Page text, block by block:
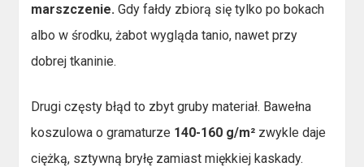
marszczenie. Gdy fałdy zbiorą się tylko po bokach
albo w środku, żabot wygląda tanio, nawet przy
dobrej tkaninie.
Drugi częsty błąd to zbyt gruby materiał. Bawełna
koszulowa o gramaturze 140-160 g/m² zwykle daje
ciężką, sztywną bryłę zamiast miękkiej kaskady.